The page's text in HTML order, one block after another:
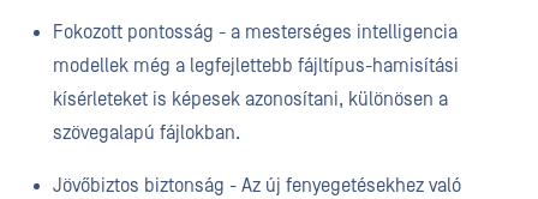
Fokozott pontosság - a mesterséges intelligencia
modellek még a legfejlettebb fájltípus-hamisítási
kísérleteket is képesek azonosítani, különösen a
szövegalapú fájlokban.
Jövőbiztos biztonság - Az új fenyegetésekhez való